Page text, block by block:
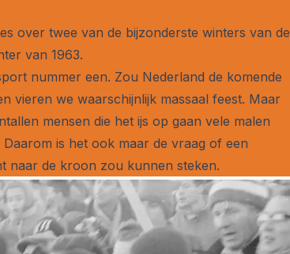
over twee van de bijzonderste winters van de
van 1963.
nummer een. Zou Nederland de komende
vieren we waarschijnlijk massaal feest. Maar
mensen die het ijs op gaan vele malen
is het ook maar de vraag of een
naar de kroon zou kunnen steken.